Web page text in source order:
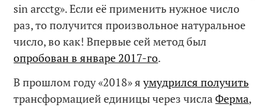
sin arcctg». Если её применить нужное число
раз, то получится произвольное натуральное
число, во как! Впервые сей метод был
опробован в январе 2017-го.
В прошлом году «2018» яумудрился получить
трансформацией единицы через числаФерма,